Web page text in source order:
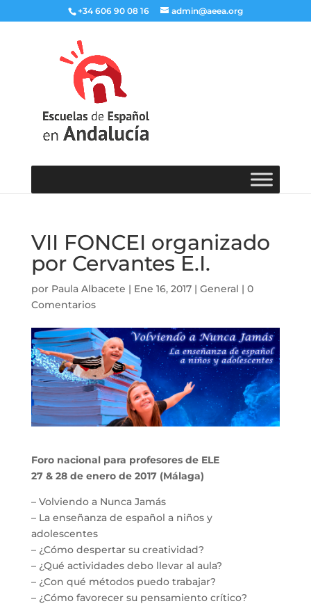
+34 606 90 08 16 admin@aeea.org
VII FONCEI organizado
por Cervantes E.I.
por Paula Albacete | Ene 16, 2017| General | 0
Comentarios
Foro nacional para profesores de ELE
27 & 28 de enero de 2017 (Málaga)
– Volviendo a Nunca Jamás
– La enseñanza de español a niños y
adolescentes
– ¿Cómo despertar su creatividad?
– ¿Qué actividades debo llevar al aula?
– ¿Con qué métodos puedo trabajar?
– ¿Cómo favorecer su pensamiento crítico?